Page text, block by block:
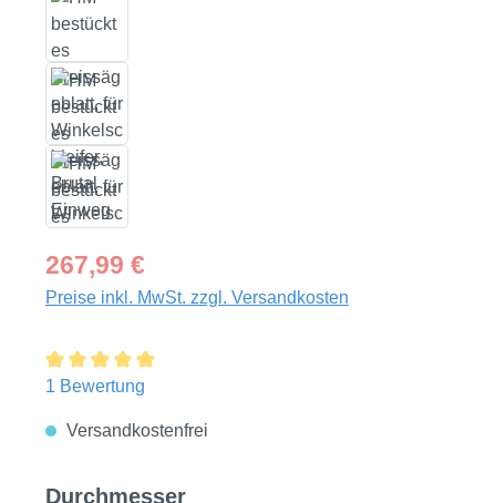
Regulärer Preis:
267,99 €
Preise inkl. MwSt. zzgl. Versandkosten
Durchschnittliche Bewertung von 5 von 5 Sternen
1 Bewertung
Versandkostenfrei
Durchmesserauswählen